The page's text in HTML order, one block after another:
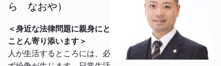
ら なおや）
＜身近な法律問題に親身にと
ことん寄り添います＞
人が生活するところには、必